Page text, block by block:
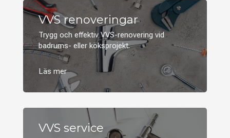
VVS renoveringar
Trygg och effektiv VVS-renovering vid
badrums- eller köksprojekt.
VVS service